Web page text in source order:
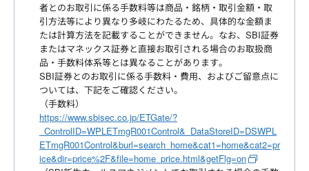
者とのお取引に係る手数料等は商品・銘柄・取引金額・取
引方法等により異なり多岐にわたるため、具体的な金額ま
たは計算方法を記載することができません。なお、SBI証券
またはマネックス証券と直接お取引される場合のお取扱商
品・手数料体系等とは異なることがあります。
SBI証券とのお取引に係る手数料・費用、およびご留意点に
ついては、下記をご確認ください。
（手数料）
https://www.sbisec.co.jp/ETGate/?
_ControlID=WPLETmgR001Control&_DataStoreID=DSWPL
ETmgR001Control&burl=search_home&cat1=home&cat2=pr
ice&dir=price%2F&file=home_price.html&getFlg=on